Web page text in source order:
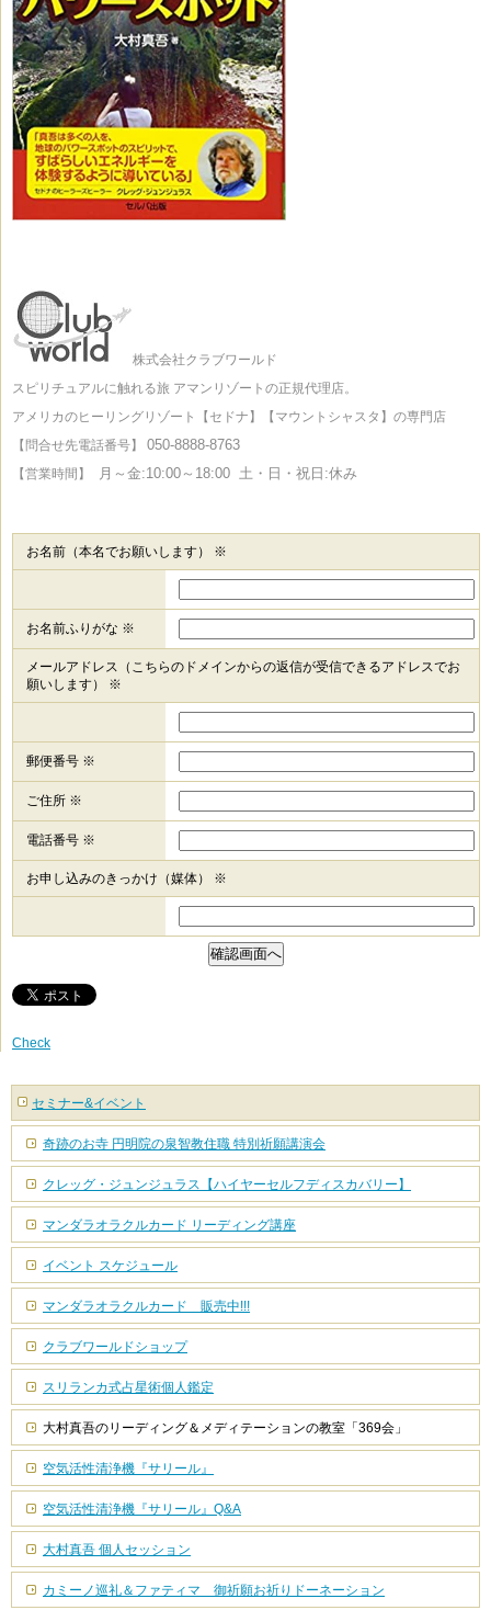
株式会社クラブワールド
スピリチュアルに触れる旅 アマンリゾートの正規代理店。
アメリカのヒーリングリゾート
【セドナ】【マウントシャスタ】の専門店
【問合せ先電話番号】 050-8888-8763
【営業時間】 月～金:10:00～18:00 土・日・祝日:休み
お名前（本名でお願いします） ※
お名前ふりがな ※
メールアドレス（こちらのドメインからの返信が受信できるアドレスでお
願いします） ※
郵便番号 ※
ご住所 ※
電話番号 ※
お申し込みのきっかけ（媒体） ※
Check
セミナー&イベント
奇跡のお寺 円明院の泉智教住職 特別祈願講演会
クレッグ・ジュンジュラス【ハイヤーセルフディスカバリー】
マンダラオラクルカード リーディング講座
イベント スケジュール
マンダラオラクルカード 販売中!!!
クラブワールドショップ
スリランカ式占星術個人鑑定
大村真吾のリーディング＆メディテーションの教室「369会」
空気活性清浄機『サリール』
空気活性清浄機『サリール』Q&A
大村真吾 個人セッション
カミーノ巡礼＆ファティマ 御祈願お祈りドーネーション